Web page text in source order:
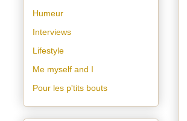
Humeur
Interviews
Lifestyle
Me myself and I
Pour les p'tits bouts